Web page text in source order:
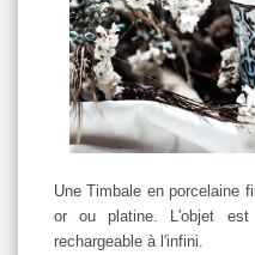
Une Timbale en porcelaine
or ou platine. L'objet est
rechargeable à l'infini.